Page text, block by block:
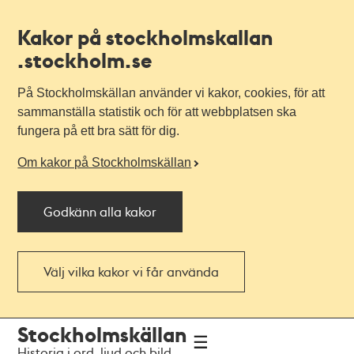
Kakor på stockholmskallan
.stockholm.se
På Stockholmskällan använder vi kakor, cookies, för att
sammanställa statistik och för att webbplatsen ska
fungera på ett bra sätt för dig.
Om kakor på Stockholmskällan
Godkänn alla kakor
Välj vilka kakor vi får använda
navigationen
huvudinnehållet
Stockholmskällan